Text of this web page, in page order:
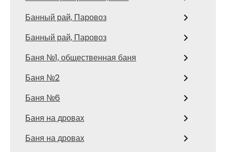
Банный рай, Паровоз
Банный рай, Паровоз
Баня №1, общественная баня
Баня №2
Баня №6
Баня на дровах
Баня на дровах